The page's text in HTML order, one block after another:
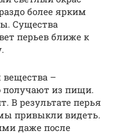
более ярким
Существа
перьев ближе к
вещества –
получают из пищи.
В результате перья
привыкли видеть.
даже после